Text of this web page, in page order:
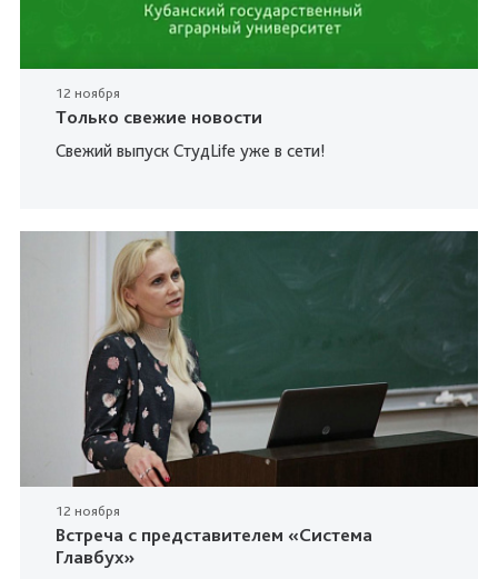
12 ноября
Только свежие новости
Свежий выпуск СтудLife уже в сети!
12 ноября
Встреча с представителем «Система
Главбух»